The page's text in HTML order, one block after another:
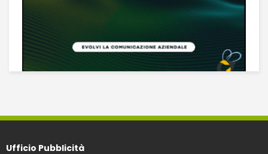
Ufficio Pubblicità